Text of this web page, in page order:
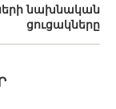
նախնական
ցուցակները